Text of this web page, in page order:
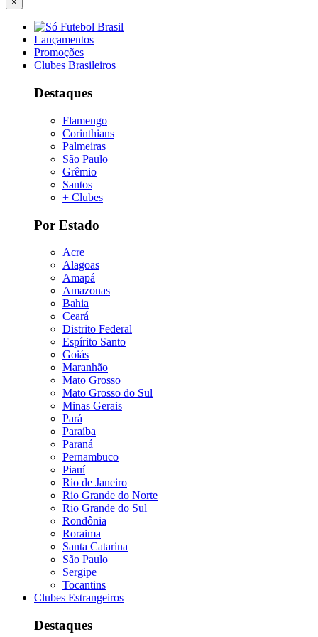
Lançamentos
Promoções
Clubes Brasileiros
Destaques
Flamengo
Corinthians
Palmeiras
São Paulo
Grêmio
Santos
+ Clubes
Por Estado
Acre
Alagoas
Amapá
Amazonas
Bahia
Ceará
Distrito Federal
Espírito Santo
Goiás
Maranhão
Mato Grosso
Mato Grosso do Sul
Minas Gerais
Pará
Paraíba
Paraná
Pernambuco
Piauí
Rio de Janeiro
Rio Grande do Norte
Rio Grande do Sul
Rondônia
Roraima
Santa Catarina
São Paulo
Sergipe
Tocantins
Clubes Estrangeiros
Destaques